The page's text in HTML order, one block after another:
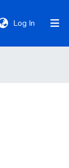
Log In (current)